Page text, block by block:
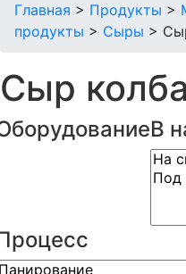
Главная > Продукты >
продукты > Сыры >
Сыр
В